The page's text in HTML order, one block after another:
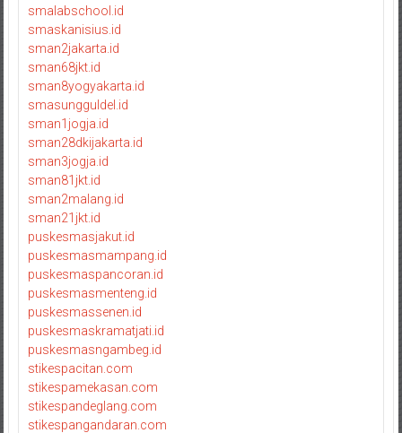
smalabschool.id
smaskanisius.id
sman2jakarta.id
sman68jkt.id
sman8yogyakarta.id
smasungguldel.id
sman1jogja.id
sman28dkijakarta.id
sman3jogja.id
sman81jkt.id
sman2malang.id
sman21jkt.id
puskesmasjakut.id
puskesmasmampang.id
puskesmaspancoran.id
puskesmasmenteng.id
puskesmassenen.id
puskesmaskramatjati.id
puskesmasngambeg.id
stikespacitan.com
stikespamekasan.com
stikespandeglang.com
stikespangandaran.com